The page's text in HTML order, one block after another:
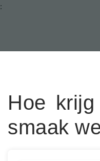
:
Hoe
smaak